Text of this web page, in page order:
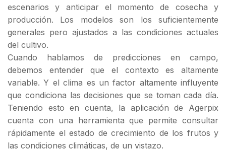
escenarios y anticipar el momento de cosecha y
producción. Los modelos son los suficientemente
generales pero ajustados a las condiciones actuales
del cultivo.
Cuando hablamos de predicciones en campo,
debemos entender que el contexto es altamente
variable. Y el clima es un factor altamente influyente
que condiciona las decisiones que se toman cada día.
Teniendo esto en cuenta, la aplicación de Agerpix
cuenta con una herramienta que permite consultar
rápidamente el estado de crecimiento de los frutos y
las condiciones climáticas, de un vistazo.